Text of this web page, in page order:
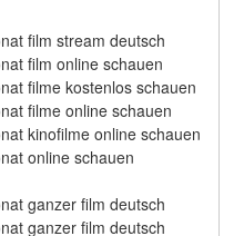
film stream deutsch
film online schauen
filme kostenlos schauen
filme online schauen
kinofilme online schauen
online schauen
ganzer film deutsch
ganzer film deutsch